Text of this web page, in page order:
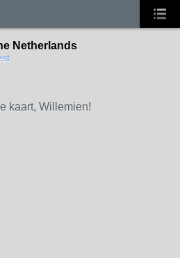
Netherlands
kaart, Willemien!